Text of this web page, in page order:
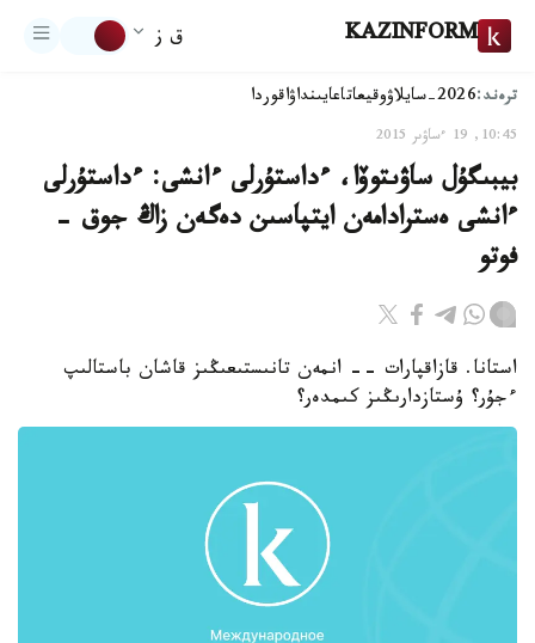
KAZINFORM ق ز
ترەند:2026-سايلاۋ وقيعاتاعايىنداۋاقوردا
10:45, 19 ءساۋىر 2015
بيبىگۇل ساۋىتوۆا، ءداستۇرلى ءانشى: ءداستۇرلى
ءانشى ەسترادامەن ايتپاسىن دەگەن زاڭ جوق -
فوتو
استانا. قازاقپارات -- انمەن تانىستىعىڭىز قاشان باستالىپ
ءجۇر؟ ۇستازدارىڭىز كىمدەر؟